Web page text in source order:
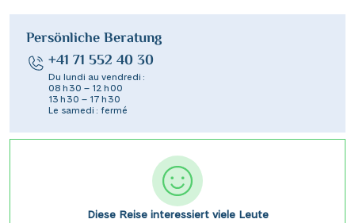
Persönliche Beratung
+41 71 552 40 30
Du lundi au vendredi :
08 h 30 – 12 h 00
13 h 30 – 17 h 30
Le samedi : fermé
Diese Reise interessiert viele Leute